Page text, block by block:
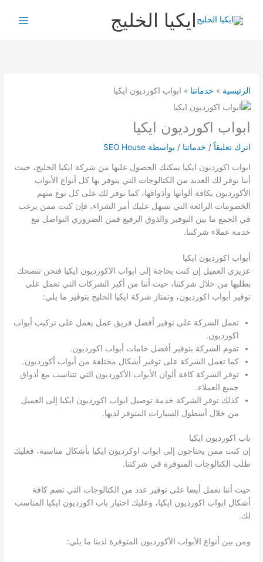
ايكيا الخليج
الرئيسية خدماتنا ابواب اكورديون ايكيا
ابواب اكورديون ايكيا
اترك تعليقاً / خدماتنا / بواسطة SEO House
ابواب اكورديون ايكيا يمكنك الحصول عليها من شركة ايكيا الخليج، حيث
أننا نوفر لك العديد من الكتالوجات التي يتوفر بها كل أنواع الأبواب
الأكورديون بكافة ألوانها وأذواقها، كما نوفر لك على كل نوع منهم
الخصومات الرائعة التي تسهل عليك أمر الشراء، فإن كنت ممن يرغب
في الجمع ما بين التوفير والذوق الرفيع فمن الضروري التواصل مع
خدمة عملاء شركتنا.
أبواب اكورديون ايكيا
عزيزي العميل إن كنت بحاجة إلى ابواب الاكورديون ايكيا فنحن ننصحك
بطلبها من خلال شركتنا، حيث أننا من أكبر الشركات التي تعمل على
توفير أبواب اكورديون، وتمتاز شركة ايكيا الخليج بتوفير ما يلي:
تعمل الشركة على توفير أفضل فريق عمل يعمل على تركيب أبواب
اكورديون.
تقوم الشركة بتوفير أفضل خامات أبواب اكورديون.
كما تعمل الشركة على توفير أشكال مختلفة من أبواب أكورديون.
توفر الشركة كافة ألوان الأبواب الأكورديون التي تتناسب مع أذواق
جميع العملاء.
كذلك توفر الشركة خدمة توصيل ابواب اكورديون ايكيا إلى العميل
من خلال أسطول السيارات المتوفر لديها.
باب اكورديون ايكيا
إن كنت ممن يحتاجون إلى ابواب اوكرديون ايكيا بأشكال مناسبة، فعليك
طلب الكتالوجات المتوفرة في شركتنا.
حيث أننا نعمل أيضا على توفير عدد من الكتالوجات التي تضم كافة
أشكال ابواب اكورديون ايكيا، وعليك اختيار باب اكورديون ايكيا المناسب
لك.
ومن بين أنواع الأبواب الأكورديون المتوفرة لدينا ما يلي: